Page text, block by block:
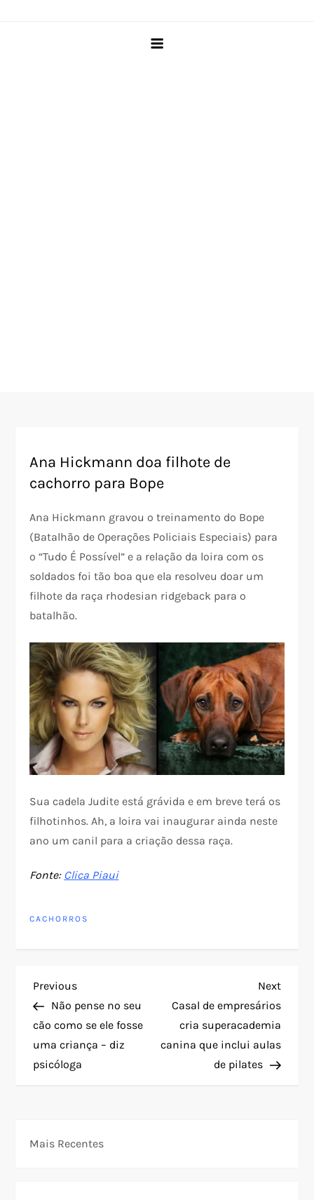
Ana Hickmann doa filhote de
cachorro para Bope
Ana Hickmann gravou o treinamento do Bope
(Batalhão de Operações Policiais Especiais) para
o “Tudo É Possível” e a relação da loira com os
soldados foi tão boa que ela resolveu doar um
filhote da raça rhodesian ridgeback para o
batalhão.
Sua cadela Judite está grávida e em breve terá os
filhotinhos. Ah, a loira vai inaugurar ainda neste
ano um canil para a criação dessa raça.
Fonte: Clica Piaui
CACHORROS
N
a
v
a
Previous
Post
Previous
Não pense no seu
cão como se ele fosse
uma criança – diz
psicóloga
Next
Post
Next
Casal de empresários
cria superacademia
canina que inclui aulas
de pilates
Mais Recentes